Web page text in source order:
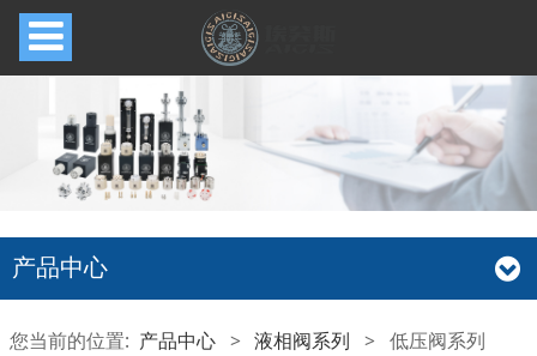
产品中心
您当前的位置: 产品中心 > 液相阀系列 > 低压阀系列